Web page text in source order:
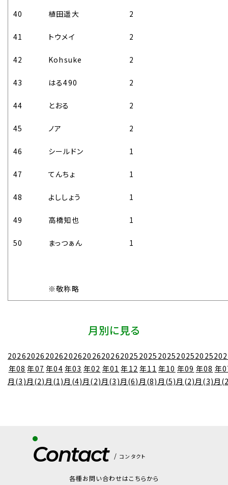
40 植田遥大 2
41 トウメイ 2
42 Kohsuke 2
43 はる490 2
44 とおる 2
45 ノア 2
46 シールドン 1
47 てんちょ 1
48 よししょう 1
49 高橋知也 1
50 まっつぁん 1
※敬称略
月別に見る
2026
年08
月(3)
2026
年07
月(2)
2026
年04
月(1)
2026
年03
月(4)
2026
年02
月(2)
2026
年01
月(3)
2025
年12
月(6)
2025
年11
月(8)
2025
年10
月(5)
2025
年09
月(2)
2025
年08
月(3)
年
月
Contact コンタクト
各種お問い合わせはこちらから